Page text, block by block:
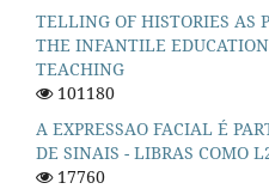
TELLING OF HISTORIES AS
THE INFANTILE
TEACHING
101180
A EXPRESSAO FACIAL É
DE SINAIS - LIBRAS COMO
17760